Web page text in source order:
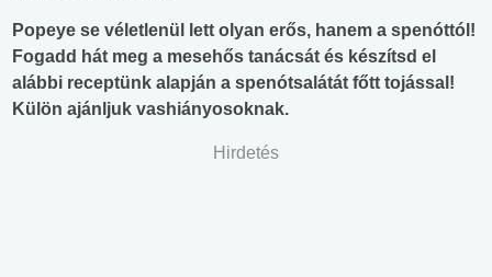
Popeye se véletlenül lett olyan erős, hanem a spenóttól!
Fogadd hát meg a mesehős tanácsát és készítsd el
alábbi receptünk alapján a spenótsalátát főtt tojással!
Külön ajánljuk vashiányosoknak.
Hirdetés